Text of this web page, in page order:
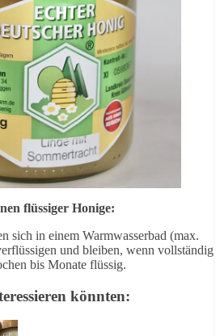
flüssiger Honige:
sich in einem Warmwasserbad (max.
und bleiben, wenn vollständig
bis Monate flüssig.
könnten: